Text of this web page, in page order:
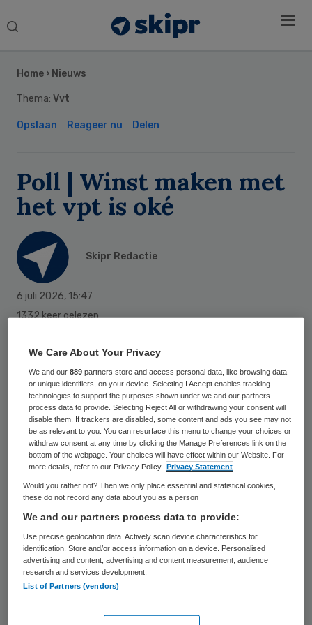
Search
Home › Nieuws
Thema: Vvt
Opslaan Reageer nu Delen
Poll | Winst maken met
het vpt is oké
Skipr Redactie
6 juli 2026, 15:47
1332 keer gelezen
Het volledig pakket thuis (vpt) is zeer
lucratief gebleken voor de aanbieders.
Dubbele winstcijfers zijn niet vreemd. Niks
mis mee, aldus Conny Helder, die als
minister de weg vrijmaakte voor deze vorm
van verpleegzorg aan huis.
Wat vindt u, is dikke winst maken met het
vpt oké? Laat het wetenin de Zorgvisie-
poll van deze week.
Sidebar
We Care About Your Privacy
We and our889 partners store and access personal data, like browsing data
or unique identifiers, on your device. Selecting I Accept enables tracking
technologies to support the purposes shown under we and our partners
process data to provide. Selecting Reject All or withdrawing your consent will
disable them. If trackers are disabled, some content and ads you see may not
be as relevant to you. You can resurface this menu to change your choices or
withdraw consent at any time by clicking the Manage Preferences link on the
bottom of the webpage. Your choices will have effect within our Website. For
more details, refer to our Privacy Policy.
Privacy Statement
Would you rather not? Then we only place essential and statistical cookies,
these do not record any data about you as a person
We and our partners process data to provide:
Use precise geolocation data. Actively scan device characteristics for
identification. Store and/or access information on a device. Personalised
advertising and content, advertising and content measurement, audience
research and services development.
List of Partners (vendors)